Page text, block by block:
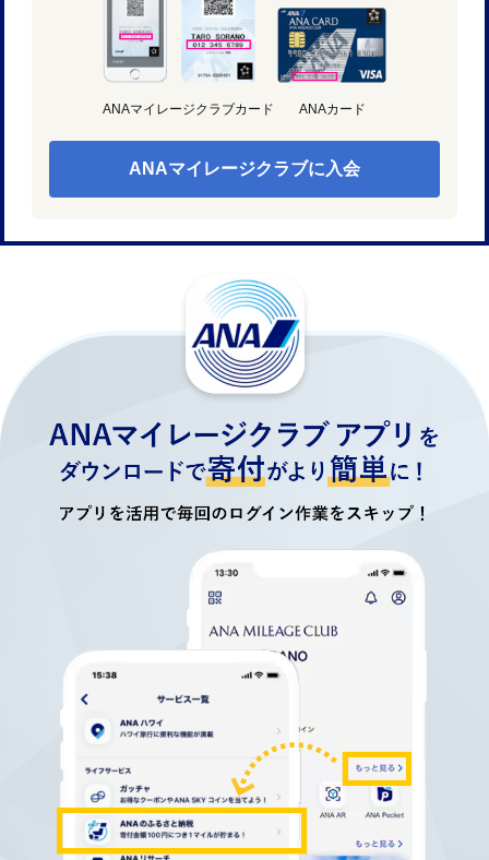
ANAマイレージクラブカード ANAカード
ANAマイレージクラブに入会